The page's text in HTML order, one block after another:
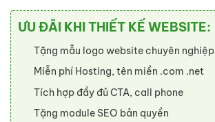
ƯU ĐÃI KHI THIẾT KẾ WEBSITE:
Tặng mẫu logo website chuyên nghiệp
Miễn phí Hosting, tên miền .com .net
Tích hợp đầy đủ CTA, call phone
Tặng module SEO bản quyền